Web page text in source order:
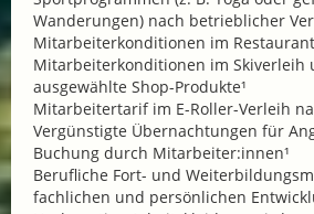
Wanderungen) nach betrieblicher
Mitarbeiterkonditionen im
Mitarbeiterkonditionen im Skiverleih
ausgewählte Shop-Produkte¹
Mitarbeitertarif im E-Roller-Verleih
Vergünstigte Übernachtungen für
Buchung durch Mitarbeiter:innen¹
Berufliche Fort- und
fachlichen und persönlichen